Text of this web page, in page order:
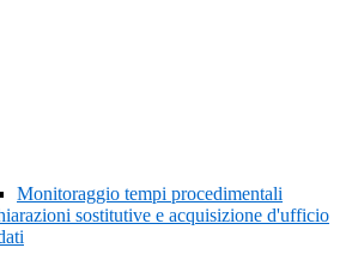
Monitoraggio tempi procedimentali
sostitutive e acquisizione d'ufficio